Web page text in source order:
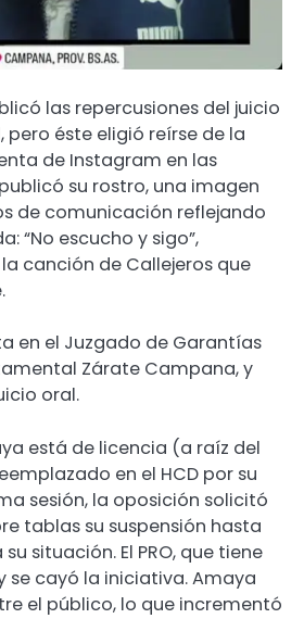
las repercusiones del juicio
pero éste eligió reírse de la
de Instagram en las
su rostro, una imagen
de comunicación reflejando
“No escucho y sigo”,
canción de Callejeros que
en el Juzgado de Garantías
Zárate Campana, y
oral.
está de licencia (a raíz del
en el HCD por su
sesión, la oposición solicitó
tablas su suspensión hasta
situación. El PRO, que tiene
se cayó la iniciativa. Amaya
el público, lo que incrementó